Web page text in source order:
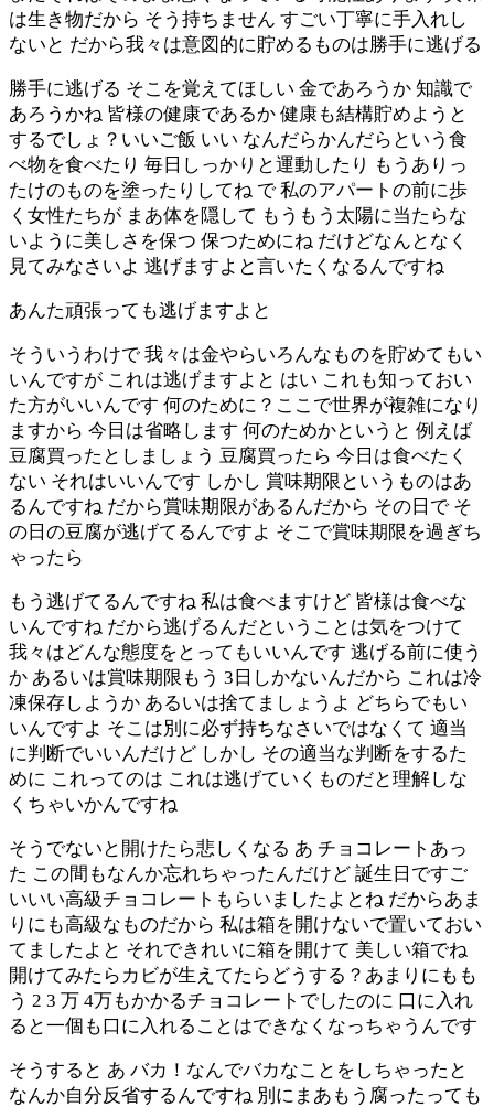
は生き物だから そう持ちません すごい丁寧に手入れし
ないと だから我々は意図的に貯めるものは勝手に逃げる
勝手に逃げる そこを覚えてほしい 金であろうか 知識で
あろうかね 皆様の健康であるか 健康も結構貯めようと
するでしょ？いいご飯 いい なんだらかんだらという食
べ物を食べたり 毎日しっかりと運動したり もうありっ
たけのものを塗ったりしてね で 私のアパートの前に歩
く女性たちが まあ体を隠して もうもう太陽に当たらな
いように美しさを保つ 保つためにね だけどなんとなく
見てみなさいよ 逃げますよと言いたくなるんですね
あんた頑張っても逃げますよと
そういうわけで 我々は金やらいろんなものを貯めてもい
いんですが これは逃げますよと はい これも知っておい
た方がいいんです 何のために？ここで世界が複雑になり
ますから 今日は省略します 何のためかというと 例えば
豆腐買ったとしましょう 豆腐買ったら 今日は食べたく
ない それはいいんです しかし 賞味期限というものはあ
るんですね だから賞味期限があるんだから その日で そ
の日の豆腐が逃げてるんですよ そこで賞味期限を過ぎち
ゃったら
もう逃げてるんですね 私は食べますけど 皆様は食べな
いんですね だから逃げるんだということは気をつけて
我々はどんな態度をとってもいいんです 逃げる前に使う
か あるいは賞味期限もう 3日しかないんだから これは冷
凍保存しようか あるいは捨てましょうよ どちらでもい
いんですよ そこは別に必ず持ちなさいではなくて 適当
に判断でいいんだけど しかし その適当な判断をするた
めに これってのは これは逃げていくものだと理解しな
くちゃいかんですね
そうでないと開けたら悲しくなる あ チョコレートあっ
た この間もなんか忘れちゃったんだけど 誕生日ですご
いいい高級チョコレートもらいましたよとね だからあま
りにも高級なものだから 私は箱を開けないで置いておい
てましたよと それできれいに箱を開けて 美しい箱でね
開けてみたらカビが生えてたらどうする？あまりにもも
う 2 3 万 4万もかかるチョコレートでしたのに 口に入れ
ると一個も口に入れることはできなくなっちゃうんです
そうすると あ バカ！なんでバカなことをしちゃったと
なんか自分反省するんですね 別にまあもう腐ったっても